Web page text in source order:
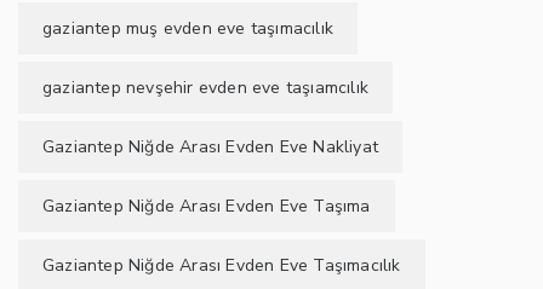
gaziantep muş evden eve taşımacılık
gaziantep nevşehir evden eve taşıamcılık
Gaziantep Niğde Arası Evden Eve Nakliyat
Gaziantep Niğde Arası Evden Eve Taşıma
Gaziantep Niğde Arası Evden Eve Taşımacılık